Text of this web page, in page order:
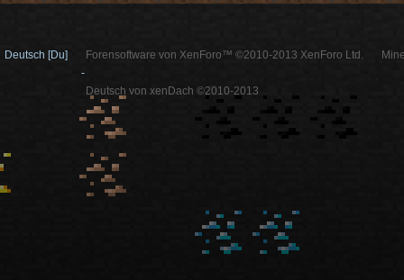
Deutsch [Du]
Forensoftware von XenForo™ ©2010-2013 XenForo Ltd.
-
Deutsch von xenDach ©2010-2013